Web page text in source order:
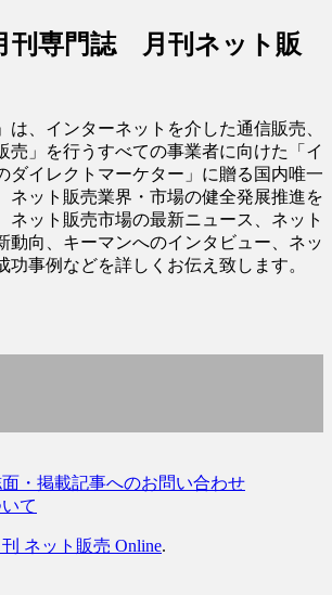
刊専門誌 月刊ネット販
は、インターネットを介した通信販売、
売」を行うすべての事業者に向けた「イ
ダイレクトマーケター」に贈る国内唯一
ネット販売業界・市場の健全発展推進を
ネット販売市場の最新ニュース、ネット
動向、キーマンへのインタビュー、ネッ
功事例などを詳しくお伝え致します。
・掲載記事へのお問い合わせ
て
刊 ネット販売 Online.